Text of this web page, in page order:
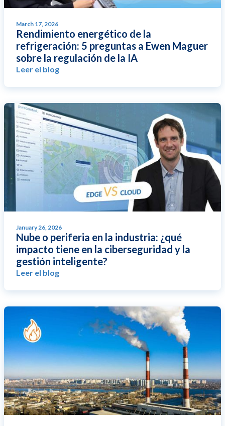
March 17, 2026
Rendimiento energético de la
refrigeración: 5 preguntas a Ewen Maguer
sobre la regulación de la IA
Leer el blog
January 26, 2026
Nube o periferia en la industria: ¿qué
impacto tiene en la ciberseguridad y la
gestión inteligente?
Leer el blog